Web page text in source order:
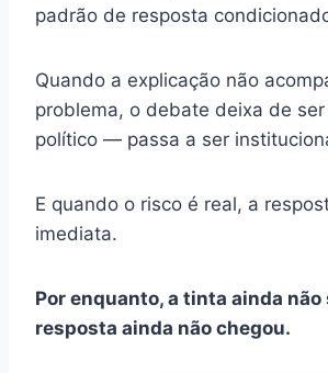
padrão de resposta
Quando a explicação não
problema, o debate deixa de ser
político — passa a ser
E quando o risco é real, a
imediata.
Por enquanto, a tinta ainda não
resposta ainda não chegou.